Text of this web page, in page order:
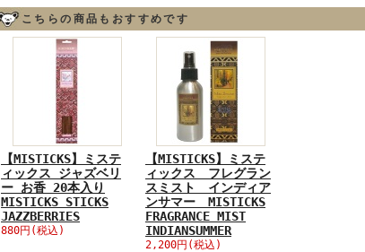
こちらの商品もおすすめです
【MISTICKS】ミステ
ィックス ジャズベリ
ー お香 20本入り
MISTICKS STICKS
JAZZBERRIES
880円(税込)
【MISTICKS】ミステ
ィックス フレグラン
スミスト インディア
ンサマー MISTICKS
FRAGRANCE MIST
INDIANSUMMER
2,200円(税込)